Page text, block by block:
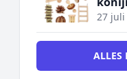
27 juli
ALLES